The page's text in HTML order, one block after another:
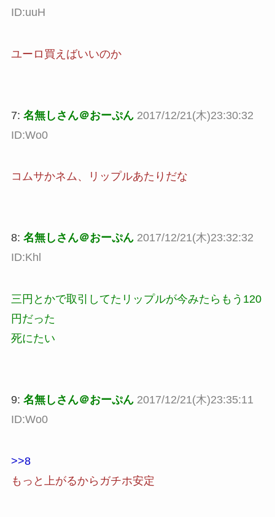
ID:uuH
ユーロ買えばいいのか
7: 名無しさん＠おーぷん 2017/12/21(木)23:30:32
ID:Wo0
コムサかネム、リップルあたりだな
8: 名無しさん＠おーぷん 2017/12/21(木)23:32:32
ID:Khl
三円とかで取引してたリップルが今みたらもう120
円だった
死にたい
9: 名無しさん＠おーぷん 2017/12/21(木)23:35:11
ID:Wo0
>>8
もっと上がるからガチホ安定